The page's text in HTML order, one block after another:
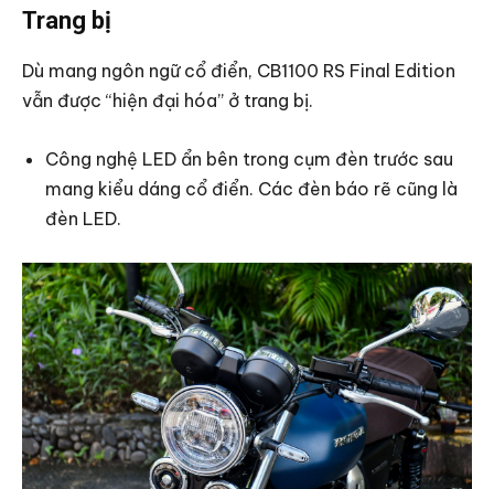
Trang bị
Dù mang ngôn ngữ cổ điển, CB1100 RS Final Edition
vẫn được “hiện đại hóa” ở trang bị.
Công nghệ LED ẩn bên trong cụm đèn trước sau
mang kiểu dáng cổ điển. Các đèn báo rẽ cũng là
đèn LED.